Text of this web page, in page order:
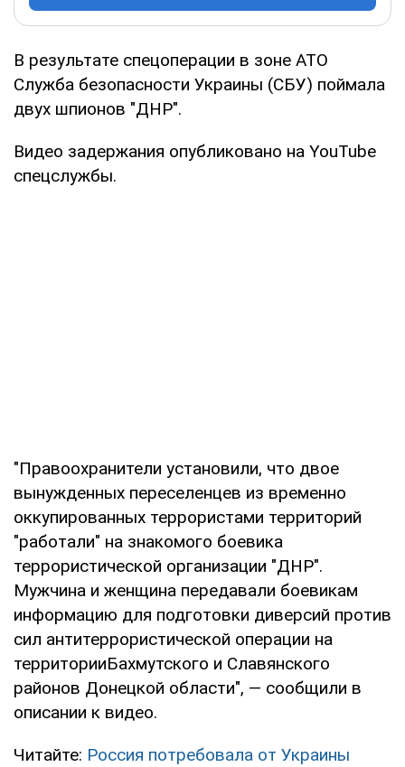
В результате спецоперации в зоне АТО
Служба безопасности Украины (СБУ) поймала
двух шпионов "ДНР".
Видео задержания опубликовано на YouTube
спецслужбы.
"Правоохранители установили, что двое
вынужденных переселенцев из временно
оккупированных террористами территорий
"работали" на знакомого боевика
террористической организации "ДНР".
Мужчина и женщина передавали боевикам
информацию для подготовки диверсий против
сил антитеррористической операции на
территорииБахмутского и Славянского
районов Донецкой области", — сообщили в
описании к видео.
Читайте: Россия потребовала от Украины